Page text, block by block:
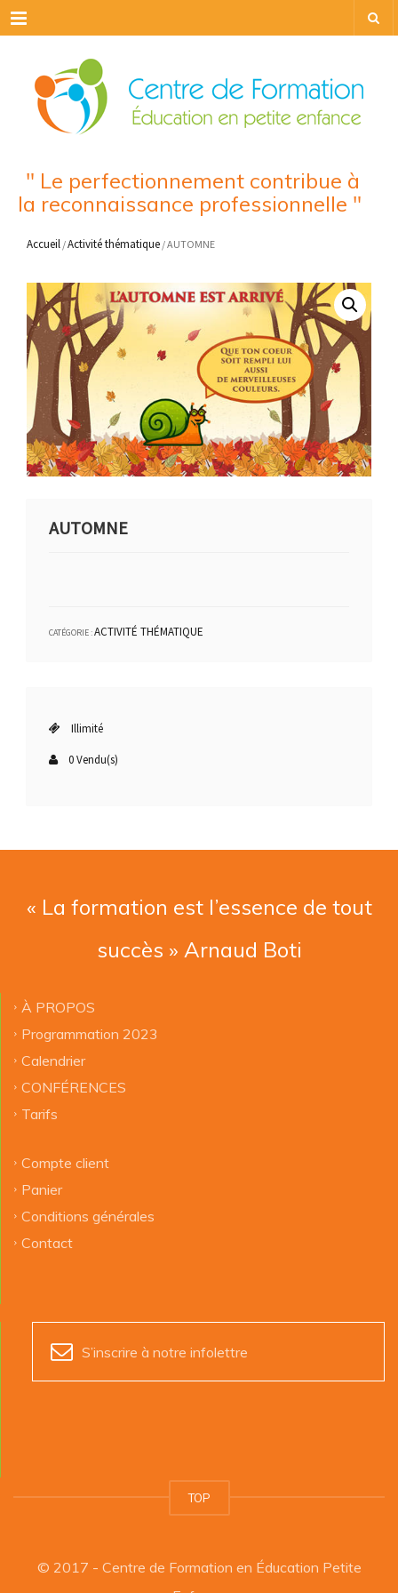
Menu
" Le perfectionnement contribue à
la reconnaissance professionnelle "
Accueil /Activité thématique / AUTOMNE
AUTOMNE
CATÉGORIE :ACTIVITÉ THÉMATIQUE
Illimité
0 Vendu(s)
« La formation est l’essence de tout
succès » Arnaud Boti
À PROPOS
Programmation 2023
Calendrier
CONFÉRENCES
Tarifs
Compte client
Panier
Conditions générales
Contact
S’inscrire à notre infolettre
TOP
© 2017 - Centre de Formation en Éducation Petite